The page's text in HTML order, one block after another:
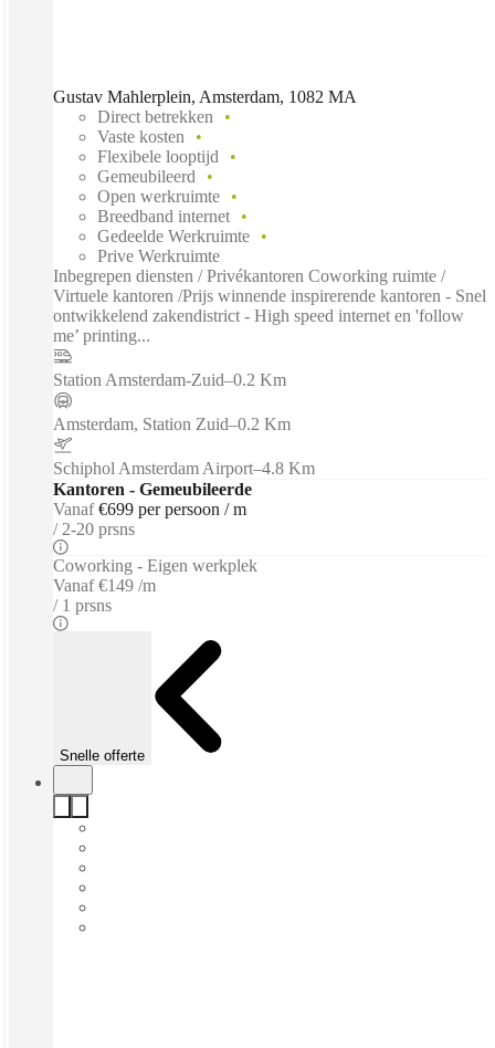
Gustav Mahlerplein, Amsterdam, 1082 MA
Direct betrekken
Vaste kosten
Flexibele looptijd
Gemeubileerd
Open werkruimte
Breedband internet
Gedeelde Werkruimte
Prive Werkruimte
Inbegrepen diensten / Privékantoren Coworking ruimte /
Virtuele kantoren /Prijs winnende inspirerende kantoren - Snel
ontwikkelend zakendistrict - High speed internet en 'follow
me’ printing...
Station Amsterdam-Zuid–0.2 Km
Amsterdam, Station Zuid–0.2 Km
Schiphol Amsterdam Airport–4.8 Km
Kantoren - Gemeubileerde
Vanaf €699 per persoon / m
2-20 prsns
Coworking - Eigen werkplek
Vanaf €149 /m
1 prsns
Snelle offerte